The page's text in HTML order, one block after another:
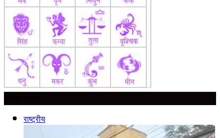
राष्ट्रीय